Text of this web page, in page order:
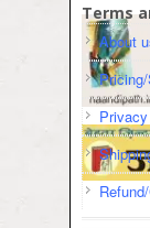
Terms
About